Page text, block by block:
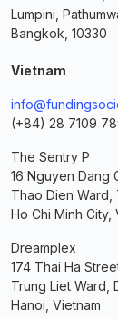
Lumpini,
Bangkok, 10330
Vietnam
(+84) 28 7109
The Sentry P
16 Nguyen Dang
Thao Dien Ward,
Ho Chi Minh City,
Dreamplex
174 Thai Ha
Trung Liet Ward,
Hanoi, Vietnam